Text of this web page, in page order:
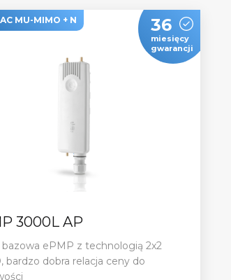
AC MU-MIMO + N 36
miesięcy
gwarancji
3000L AP
bazowa ePMP z technologią 2x2
bardzo dobra relacja ceny do